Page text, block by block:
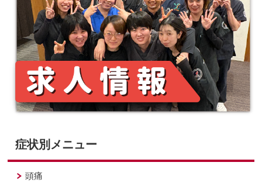
症状別メニュー
頭痛